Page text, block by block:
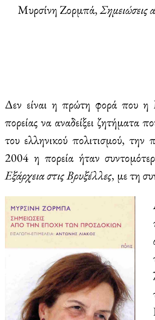
Μυρσίνη Ζορμπά,Σημειώσεις
Δεν είναι η πρώτη φορά που η
πορείας να αναδείξει ζητήματα
του ελληνικού πολιτισμού, την
2004 η πορεία ήταν
Εξάρχεια στις Βρυξέλλες, με τη